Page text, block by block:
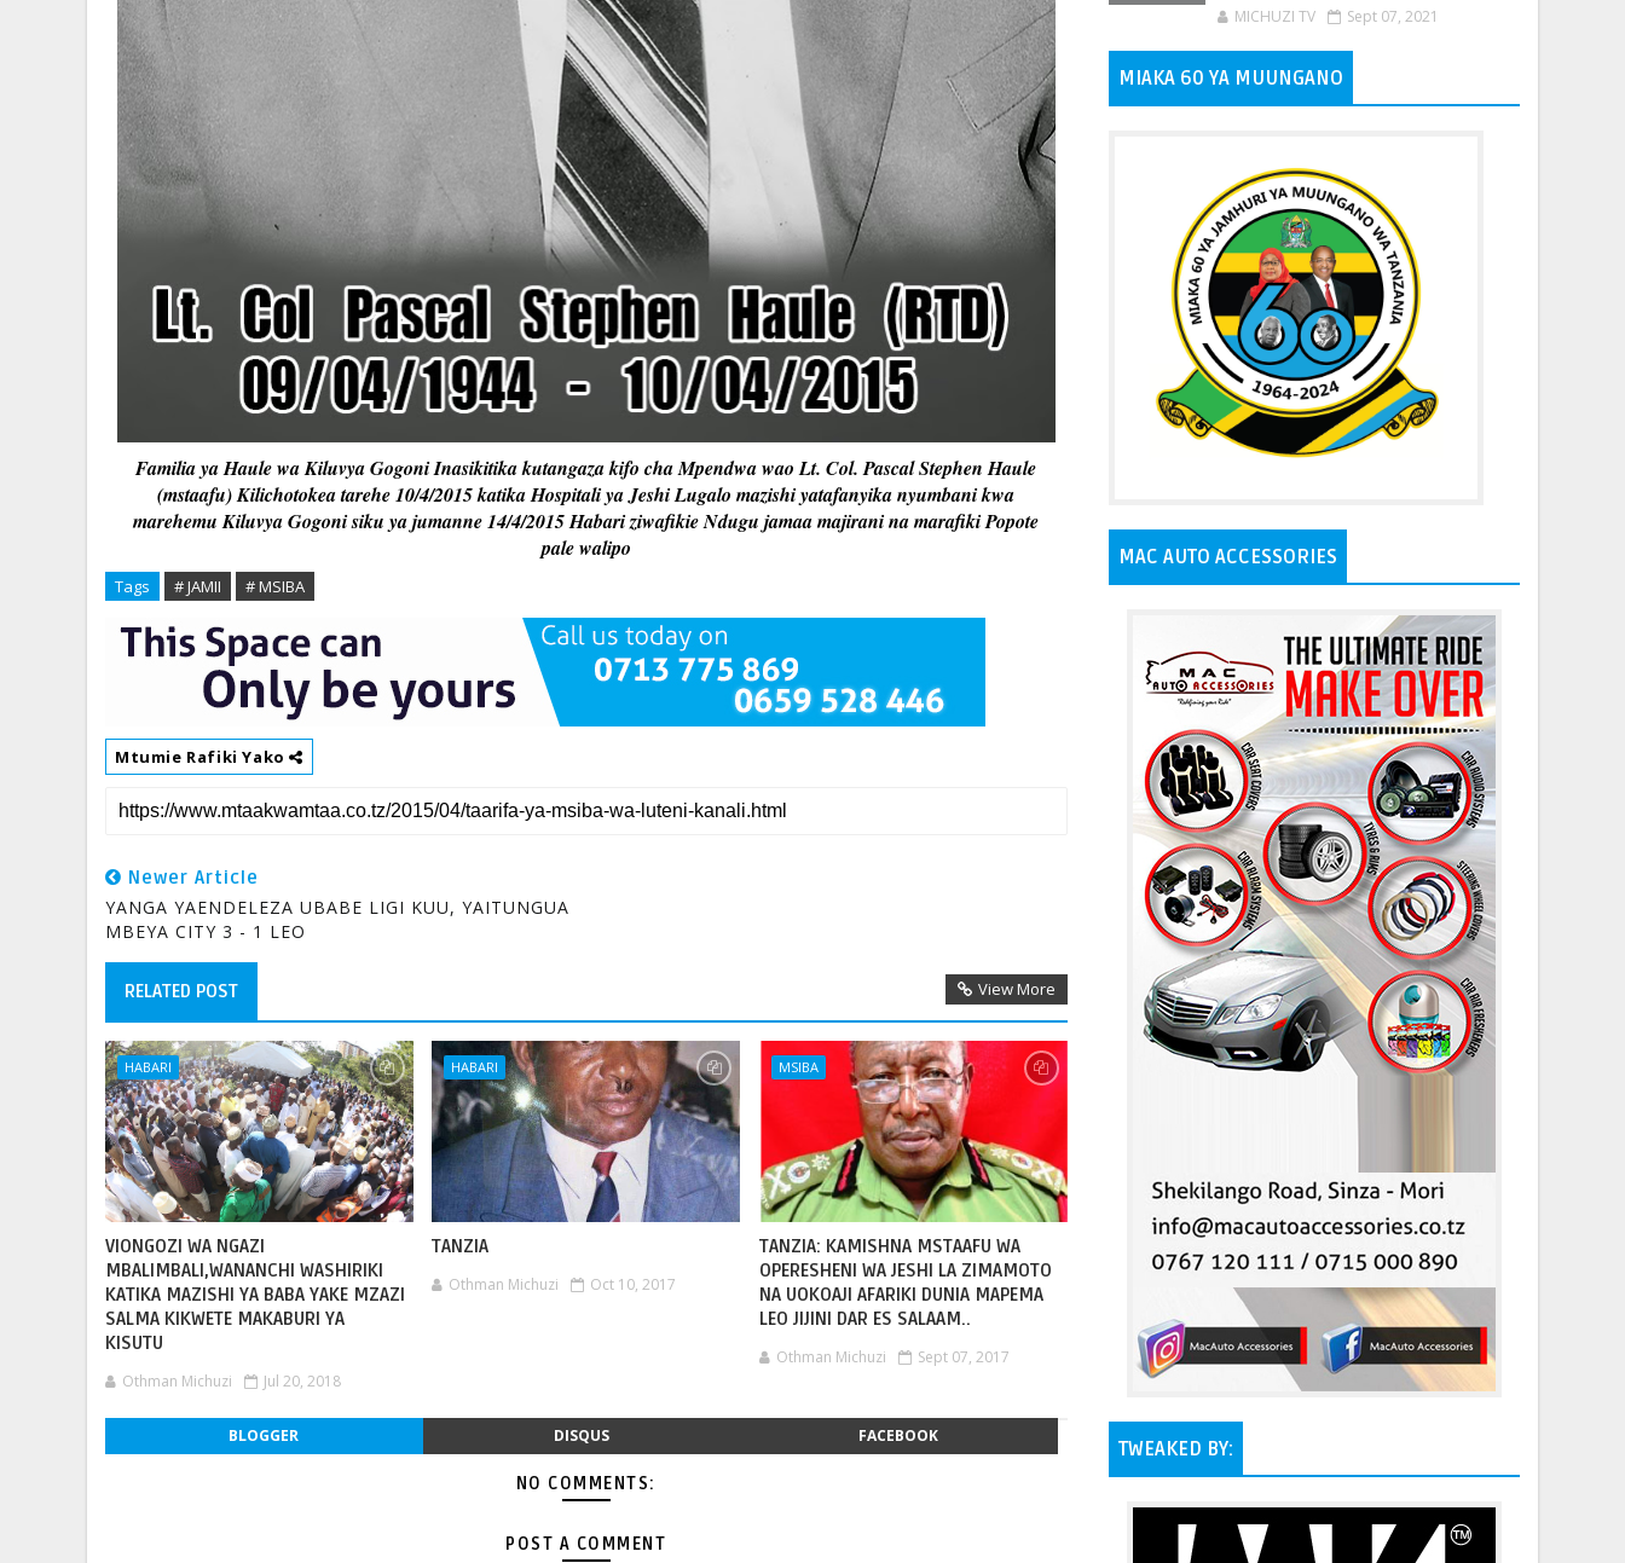
Familia ya Haule wa Kiluvya Gogoni Inasikitika kutangaza kifo cha Mpendwa wao Lt. Col. Pascal Stephen Haule
(mstaafu) Kilichotokea tarehe 10/4/2015 katika Hospitali ya Jeshi Lugalo mazishi yatafanyika nyumbani kwa
marehemu Kiluvya Gogoni siku ya jumanne 14/4/2015 Habari ziwafikie Ndugu jamaa majirani na marafiki Popote
pale walipo
Tags # JAMII # MSIBA
Mtumie Rafiki Yako
Newer Article
YANGA YAENDELEZA UBABE LIGI KUU, YAITUNGUA
MBEYA CITY 3 - 1 LEO
RELATED POST View More
HABARI
VIONGOZI WA NGAZI
MBALIMBALI,WANANCHI WASHIRIKI
KATIKA MAZISHI YA BABA YAKE MZAZI
SALMA KIKWETE MAKABURI YA
KISUTU
Othman Michuzi Jul 20, 2018
HABARI
TANZIA
Othman Michuzi Oct 10, 2017
MSIBA
TANZIA: KAMISHNA MSTAAFU WA
OPERESHENI WA JESHI LA ZIMAMOTO
NA UOKOAJI AFARIKI DUNIA MAPEMA
LEO JIJINI DAR ES SALAAM..
Othman Michuzi Sept 07, 2017
BLOGGER DISQUS FACEBOOK
NO COMMENTS:
POST A COMMENT
MICHUZI TV Sept 07, 2021
MIAKA 60 YA MUUNGANO
MAC AUTO ACCESSORIES
TWEAKED BY: